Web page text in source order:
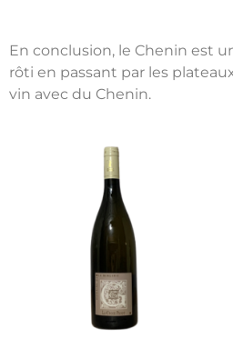
En conclusion, le Chenin est
rôti en passant par les
vin avec du Chenin.